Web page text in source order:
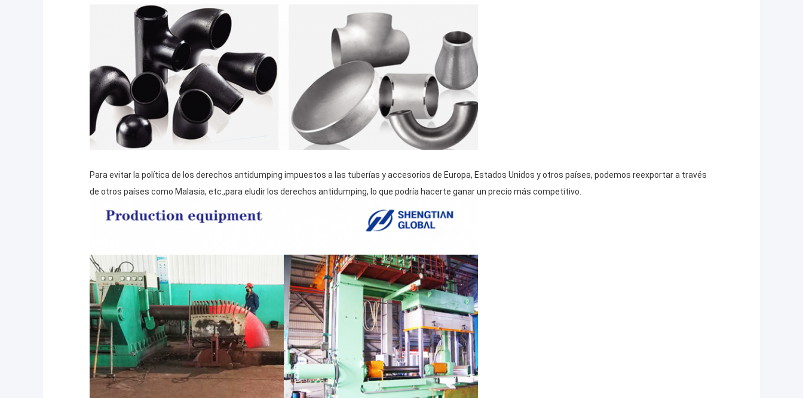
Para evitar la política de los derechos antidumping impuestos a las tuberías y accesorios de Europa, Estados Unidos y otros países, podemos reexportar a través
de otros países como Malasia, etc.,para eludir los derechos antidumping, lo que podría hacerte ganar un precio más competitivo.